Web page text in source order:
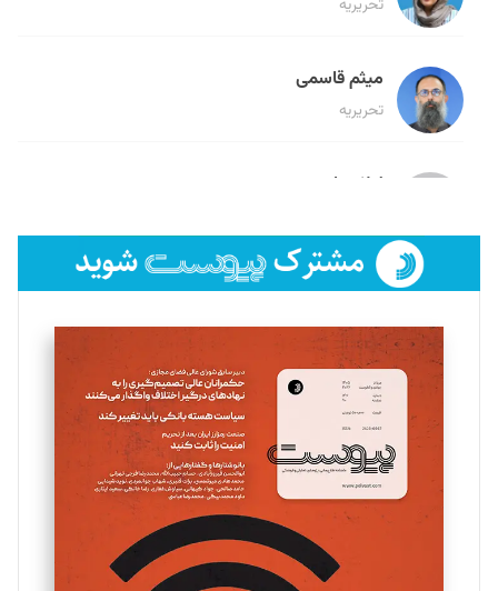
تحریریه
میثم قاسمی
تحریریه
لیلا حنارود
فائزه فتحی رستمی
تحریریه
سروش کرمیان
تحریریه
مینا پاکدل